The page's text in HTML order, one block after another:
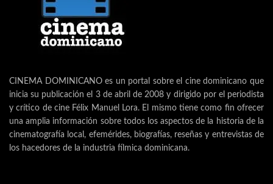
CINEMA DOMINICANO es un portal sobre el cine dominicano que
inicia su publicación el 3 de abril de 2008 y dirigido por el periodista
y crítico de cine Félix Manuel Lora. El mismo tiene como fin ofrecer
una amplia información sobre todos los aspectos de la historia de la
cinematografía local, efemérides, biografías, reseñas y entrevistas de
los hacedores de la industria fílmica dominicana.